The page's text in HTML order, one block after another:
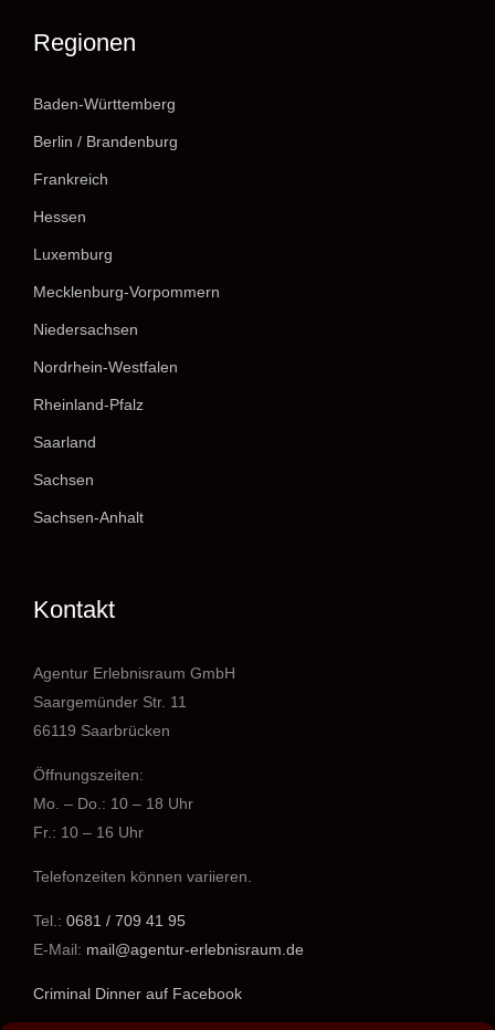
Regionen
Baden-Württemberg
Berlin / Brandenburg
Frankreich
Hessen
Luxemburg
Mecklenburg-Vorpommern
Niedersachsen
Nordrhein-Westfalen
Rheinland-Pfalz
Saarland
Sachsen
Sachsen-Anhalt
Kontakt
Agentur Erlebnisraum GmbH
Saargemünder Str. 11
66119 Saarbrücken
Öffnungszeiten:
Mo. – Do.: 10 – 18 Uhr
Fr.: 10 – 16 Uhr
Telefonzeiten können variieren.
Tel.: 0681 / 709 41 95
E-Mail: mail@agentur-erlebnisraum.de
Criminal Dinner auf Facebook